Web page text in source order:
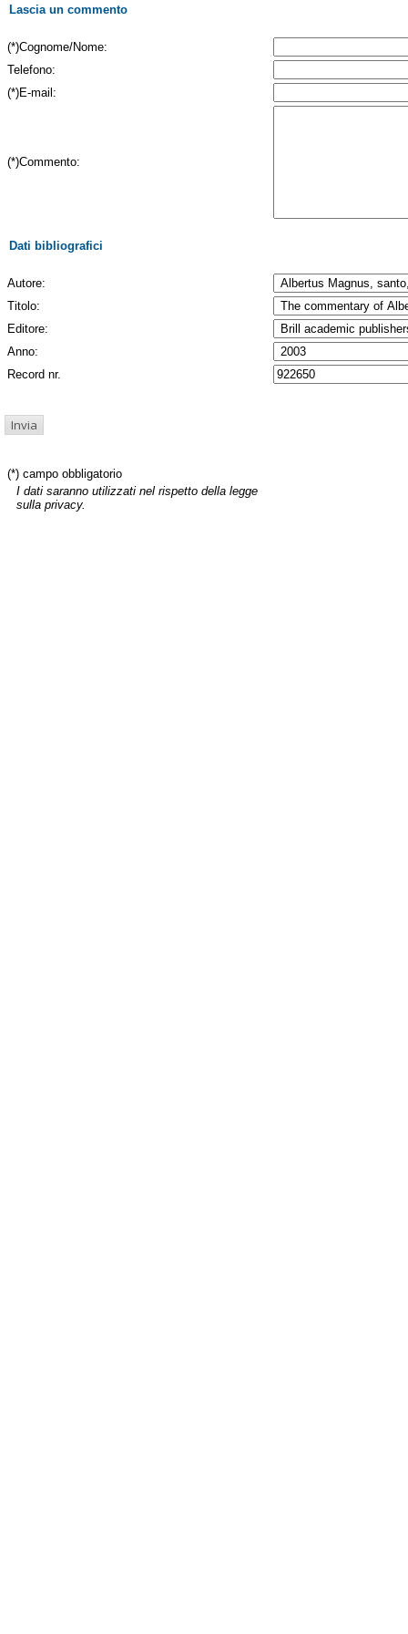
Lascia un commento
(*)Cognome/Nome:
Telefono:
(*)E-mail:
(*)Commento:
Dati bibliografici
Autore:
Titolo:
Editore:
Anno:
Record nr.
(*) campo obbligatorio
I dati saranno utilizzati nel rispetto della legge
sulla privacy.